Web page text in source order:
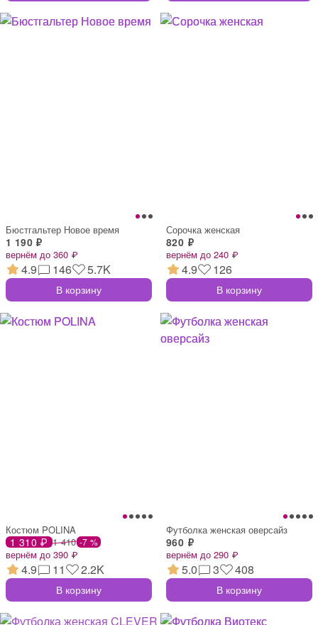
Бюстгальтер Новое время
1 190 ₽
вернём до 360 ₽
4.9 146 5.7K
В корзину
Сорочка женская
820 ₽
вернём до 240 ₽
4.9 126
В корзину
Костюм POLINA
1 310 ₽ 1 410 -7 %
вернём до 390 ₽
4.9 11 2.2K
В корзину
Футболка женская оверсайз
960 ₽
вернём до 290 ₽
5.0 3 408
В корзину